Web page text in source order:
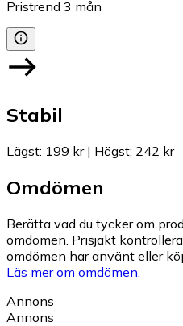
Pristrend 3 mån
Stabil
Lägst: 199 kr| Högst: 242 kr
Omdömen
Berätta vad du tycker om
omdömen. Prisjakt
omdömen har använt eller
Läs mer om omdömen.
Annons
Annons